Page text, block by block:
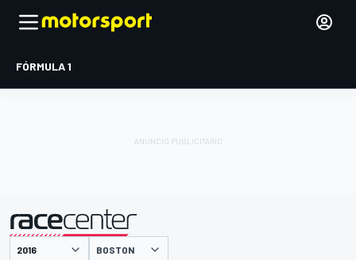
FÓRMULA 1
presentado por BOSTON